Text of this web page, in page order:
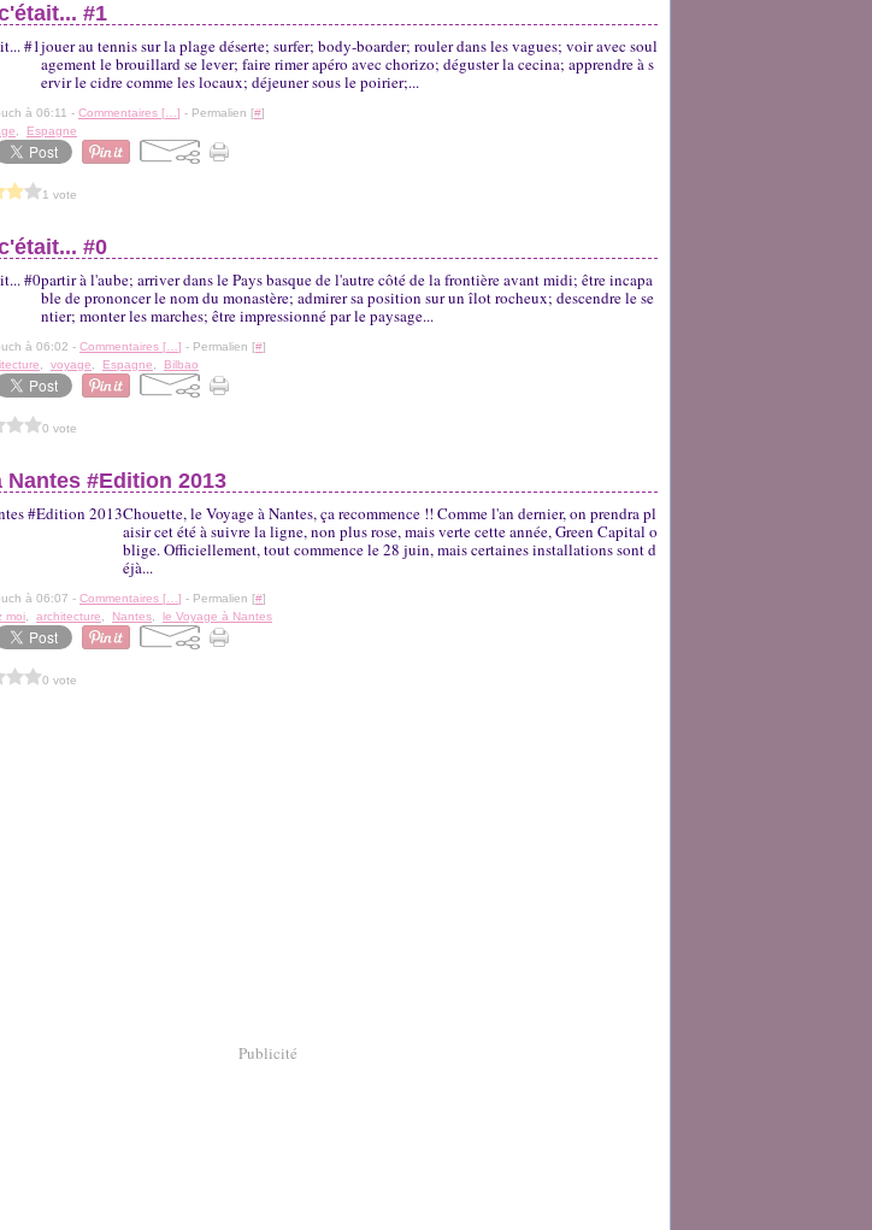
#1
jouer au tennis sur la plage déserte; surfer; body-boarder; rouler dans les vagues; voir avec soul
agement le brouillard se lever; faire rimer apéro avec chorizo; déguster la cecina; apprendre à s
ervir le cidre comme les locaux; déjeuner sous le poirier;...
à 06:11 - Commentaires [ ] - Permalien [#]
Espagne
1 vote
#0
partir à l'aube; arriver dans le Pays basque de l'autre côté de la frontière avant midi; être incapa
ble de prononcer le nom du monastère; admirer sa position sur un îlot rocheux; descendre le se
ntier; monter les marches; être impressionné par le paysage...
à 06:02 - Commentaires [ ] - Permalien [#]
voyage Espagne Bilbao
0 vote
Nantes #Edition 2013
Chouette, le Voyage à Nantes, ça recommence !! Comme l'an dernier, on prendra pl
aisir cet été à suivre la ligne, non plus rose, mais verte cette année, Green Capital o
blige. Officiellement, tout commence le 28 juin, mais certaines installations sont d
éjà...
à 06:07 - Commentaires [ ] - Permalien [#]
moi architecture Nantes le Voyage à Nantes
0 vote
Publicité